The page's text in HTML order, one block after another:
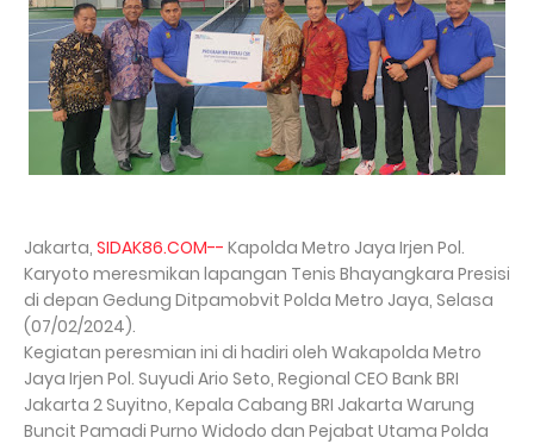
Jakarta, SIDAK86.COM-- Kapolda Metro Jaya Irjen Pol.
Karyoto meresmikan lapangan Tenis Bhayangkara Presisi
di depan Gedung Ditpamobvit Polda Metro Jaya, Selasa
(07/02/2024).
Kegiatan peresmian ini di hadiri oleh Wakapolda Metro
Jaya Irjen Pol. Suyudi Ario Seto, Regional CEO Bank BRI
Jakarta 2 Suyitno, Kepala Cabang BRI Jakarta Warung
Buncit Pamadi Purno Widodo dan Pejabat Utama Polda